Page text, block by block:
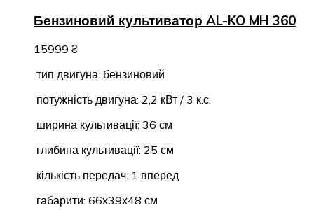
Бензиновий культиватор AL-KO MH 360
15999 ₴
тип двигуна: бензиновий
потужність двигуна: 2,2 кВт / 3 к.с.
ширина культивації: 36 см
глибина культивації: 25 см
кількість передач: 1 вперед
габарити: 66х39х48 см